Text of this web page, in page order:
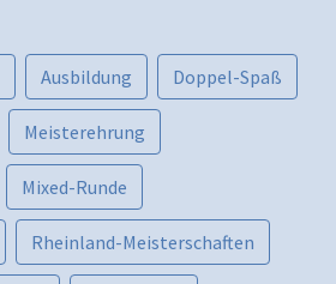
Ausbildung Doppel-Spaß
Meisterehrung
Mixed-Runde
Rheinland-Meisterschaften